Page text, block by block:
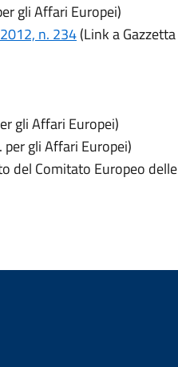
gli Affari Europei)
n. 234(Link a Gazzetta
gli Affari Europei)
gli Affari Europei)
del Comitato Europeo delle